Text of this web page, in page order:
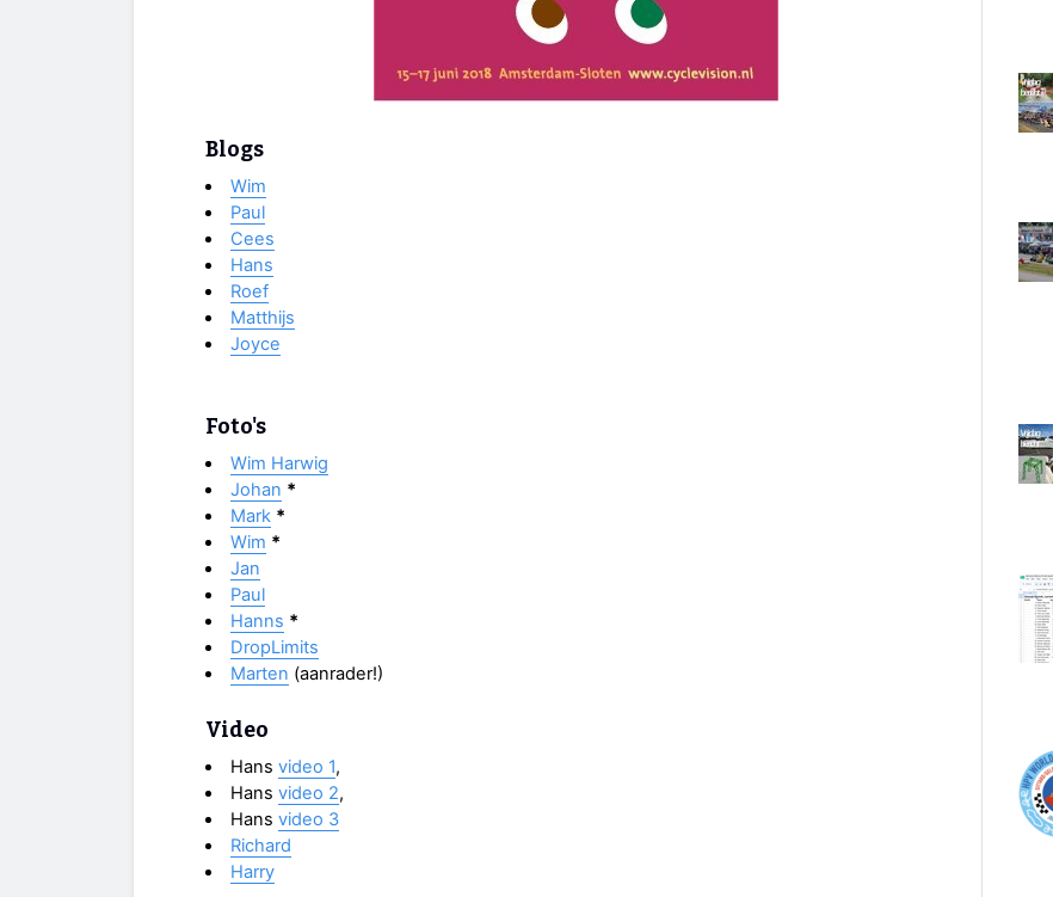
Blogs
Wim
Paul
Cees
Hans
Roef
Matthijs
Joyce
Foto's
Wim Harwig
Johan *
Mark *
Wim *
Jan
Paul
Hanns *
DropLimits
Marten (aanrader!)
Video
Hans video 1,
Hans video 2,
Hans video 3
Richard
Harry